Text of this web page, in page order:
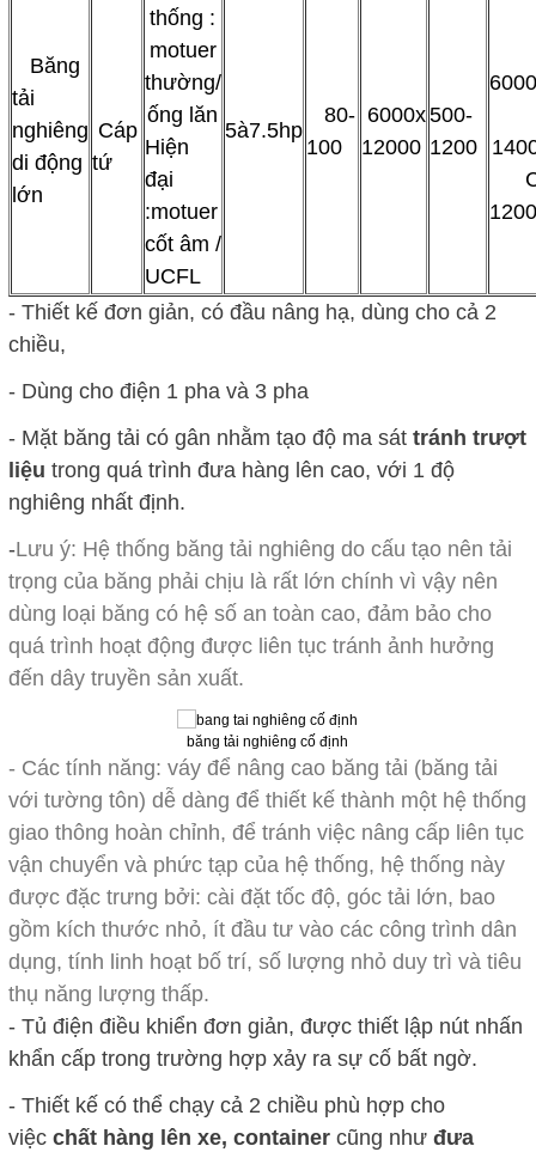
Băng
tải
nghiêng
di động
lớn
Cáp
tứ
thống :
motuer
thường/
ống lăn
Hiện
đại
:motuer
cốt âm /
UCFL
5à7.5hp
80-
100
6000x
12000
500-
1200
- Thiết kế đơn giản, có đầu nâng hạ, dùng cho cả 2
chiều,
- Dùng cho điện 1 pha và 3 pha
- Mặt băng tải có gân nhằm tạo độ ma sát tránh trượt
liệu trong quá trình đưa hàng lên cao, với 1 độ
nghiêng nhất định.
-Lưu ý: Hệ thống băng tải nghiêng do cấu tạo nên tải
trọng của băng phải chịu là rất lớn chính vì vậy nên
dùng loại băng có hệ số an toàn cao, đảm bảo cho
quá trình hoạt động được liên tục tránh ảnh hưởng
đến dây truyền sản xuất.
băng tải nghiêng cố định
- Các tính năng: váy để nâng cao băng tải (băng tải
với tường tôn) dễ dàng để thiết kế thành một hệ thống
giao thông hoàn chỉnh, để tránh việc nâng cấp liên tục
vận chuyển và phức tạp của hệ thống, hệ thống này
được đặc trưng bởi: cài đặt tốc độ, góc tải lớn, bao
gồm kích thước nhỏ, ít đầu tư vào các công trình dân
dụng, tính linh hoạt bố trí, số lượng nhỏ duy trì và tiêu
thụ năng lượng thấp.
- Tủ điện điều khiển đơn giản, được thiết lập nút nhấn
khẩn cấp trong trường hợp xảy ra sự cố bất ngờ.
- Thiết kế có thể chạy cả 2 chiều phù hợp cho
việc chất hàng lên xe, containercũng như đưa